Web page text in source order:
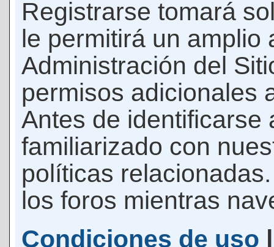
Registrarse tomará
le permitirá un amplio
Administración del
permisos adicionales
Antes de identificarse
familiarizado con
políticas
los foros mientras
Condiciones de uso